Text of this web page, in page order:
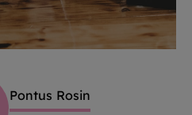
Pontus Rosin